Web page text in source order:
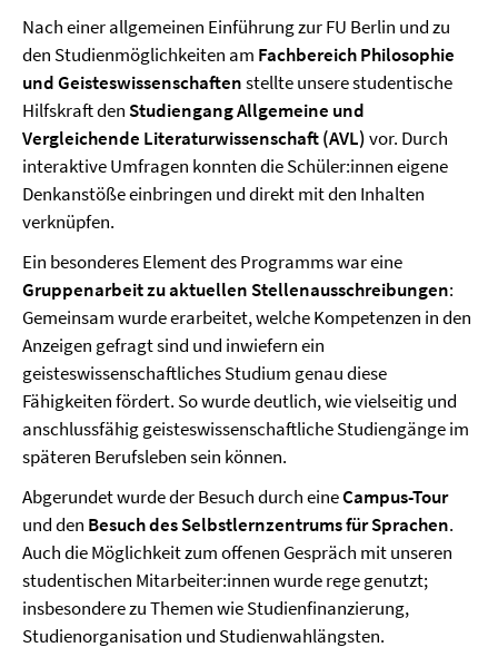
Nach einer allgemeinen Einführung zur FU Berlin und zu
den Studienmöglichkeiten am Fachbereich Philosophie
und Geisteswissenschaftenstellte unsere studentische
Hilfskraft den Studiengang Allgemeine und
Vergleichende Literaturwissenschaft (AVL)vor. Durch
interaktive Umfragen konnten die Schüler:innen eigene
Denkanstöße einbringen und direkt mit den Inhalten
verknüpfen.
Ein besonderes Element des Programms war eine
Gruppenarbeit zu aktuellen Stellenausschreibungen:
Gemeinsam wurde erarbeitet, welche Kompetenzen in den
Anzeigen gefragt sind und inwiefern ein
geisteswissenschaftliches Studium genau diese
Fähigkeiten fördert. So wurde deutlich, wie vielseitig und
anschlussfähig geisteswissenschaftliche Studiengänge im
späteren Berufsleben sein können.
Abgerundet wurde der Besuch durch eineCampus-Tour
und den Besuch des Selbstlernzentrums für Sprachen.
Auch die Möglichkeit zum offenen Gespräch mit unseren
studentischen Mitarbeiter:innen wurde rege genutzt;
insbesondere zu Themen wie Studienfinanzierung,
Studienorganisation und Studienwahlängsten.